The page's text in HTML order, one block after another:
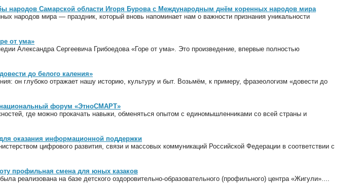
народов Самарской области Игоря Бурова с Международным днём коренных народов мира
народов мира — праздник, который вновь напоминает нам о важности признания уникальности
от ума»
Александра Сергеевича Грибоедова «Горе от ума». Это произведение, впервые полностью
до белого каления»
он глубоко отражает нашу историю, культуру и быт. Возьмём, к примеру, фразеологизм «довести до
форум «ЭтноСМАРТ»
где можно прокачать навыки, обменяться опытом с единомышленниками со всей страны и
оказания информационной поддержки
цифрового развития, связи и массовых коммуникаций Российской Федерации в соответствии с
профильная смена для юных казаков
реализована на базе детского оздоровительно-образовательного (профильного) центра «Жигули»....